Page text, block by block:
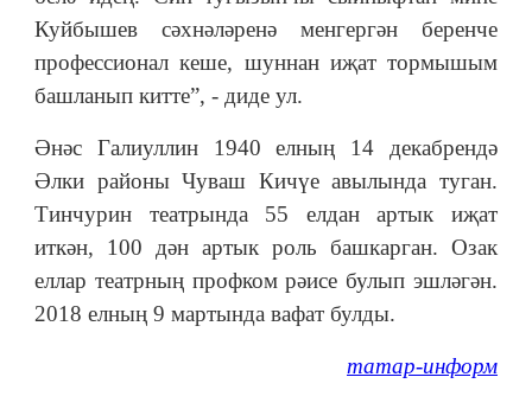
Куйбышев сәхнәләренә менгергән беренче
профессионал кеше, шуннан иҗат тормышым
башланып китте”, - диде ул.
Әнәс Галиуллин 1940 елның 14 декабрендә
Әлки районы Чуваш Кичүе авылында туган.
Тинчурин театрында 55 елдан артык иҗат
иткән, 100 дән артык роль башкарган. Озак
еллар театрның профком рәисе булып эшләгән.
2018 елның 9 мартында вафат булды.
татар-информ